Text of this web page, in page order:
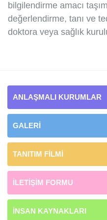
bilgilendirme amacı
değerlendirme, tanı ve
doktora veya sağlık
ANLAŞMALI KURUMLAR
GALERİ
TANITIM FİLMİ
İLETİŞİM FORMU
İNSAN KAYNAKLARI